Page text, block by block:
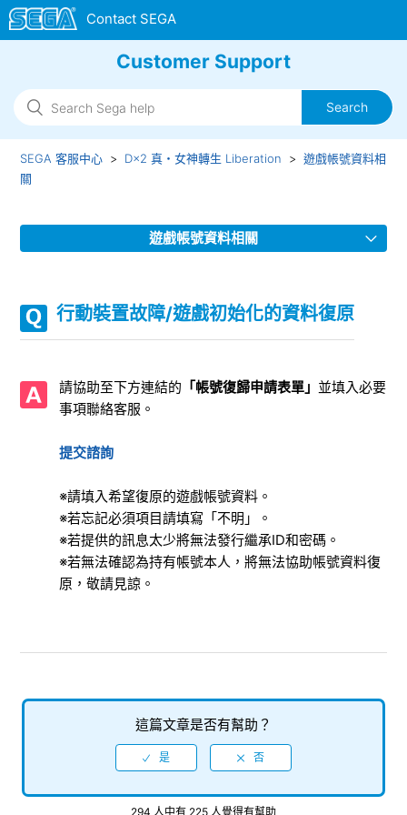
Customer Support
SEGA 客服中心 D×2 真・女神轉生 Liberation
遊戲帳號資料相
關
遊戲帳號資料相關
【重要】繼承設定
繼承檔案後的原行動裝置的檔案
不同OS系統間的繼承檔案
關於Facebook的解除綁定
退出・刪除遊戲帳號
行動裝置故障/遊戲初始化的資料復原
請協助至下方連結的 「帳號復歸申請表單」 並填入必要
事項聯絡客服。
提交諮詢
※請填入希望復原的遊戲帳號資料。
※若忘記必須項目請填寫「不明」。
※若提供的訊息太少將無法發行繼承ID和密碼。
※若無法確認為持有帳號本人，將無法協助帳號資料復
原，敬請見諒。
這篇文章是否有幫助？
294 人中有 225 人覺得有幫助